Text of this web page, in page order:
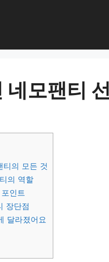
네모팬티
티의 모든 것
의 역할
인트
장단점
달라졌어요